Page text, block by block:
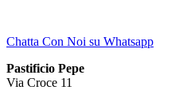
Chatta Con Noi su Whatsapp
Pastificio Pepe
Via Croce 11